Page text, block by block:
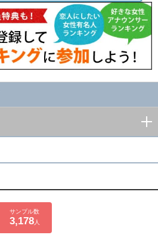
サンプル数
3,178人